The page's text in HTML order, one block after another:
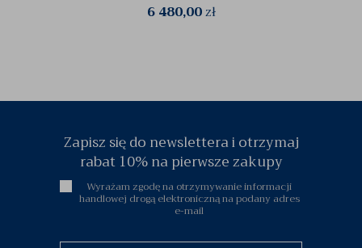
6 480,00zł
Zapisz się do newslettera i otrzymaj
rabat 10% na pierwsze zakupy
Wyrażam zgodę na otrzymywanie informacji
handlowej drogą elektroniczną na podany adres
e-mail